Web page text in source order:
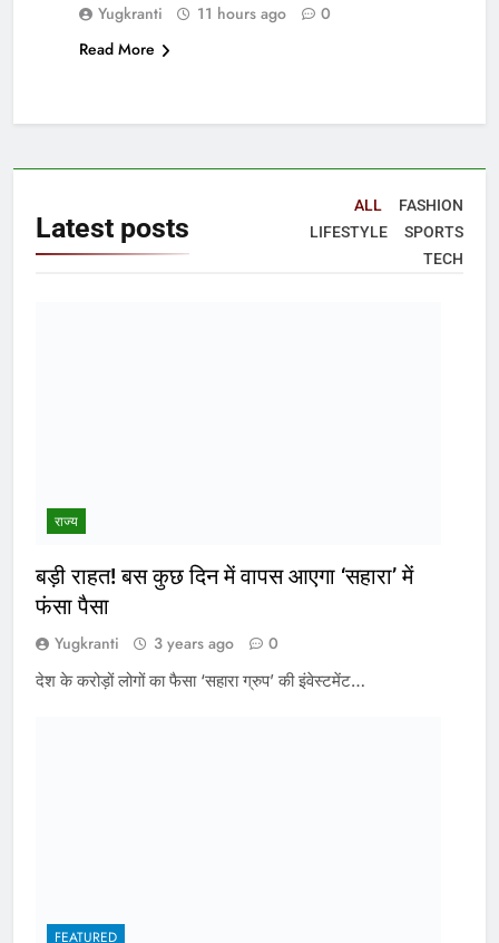
Yugkranti 11 hours ago
0
Read More
Latest posts
ALL
FASHION
LIFESTYLE
SPORTS
TECH
राज्य
बड़ी राहत! बस कुछ दिन में वापस आएगा ‘सहारा’ में
फंसा पैसा
Yugkranti 3 years ago 0
देश के करोड़ों लोगों का फैसा ‘सहारा ग्रुप’ की इंवेस्टमेंट…
FEATURED